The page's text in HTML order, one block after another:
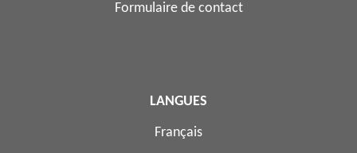
Formulaire de contact
LANGUES
Français